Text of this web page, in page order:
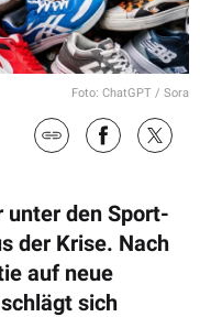
Foto: ChatGPT / Sora
unter den Sport-
der Krise. Nach
auf neue
sich